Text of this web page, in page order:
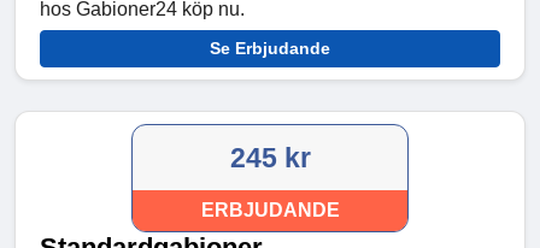
hos Gabioner24 köp nu.
Se Erbjudande
245 kr
ERBJUDANDE